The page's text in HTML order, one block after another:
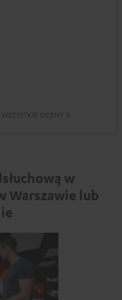
WSZYSTKIE OCENY
w
Warszawie lub